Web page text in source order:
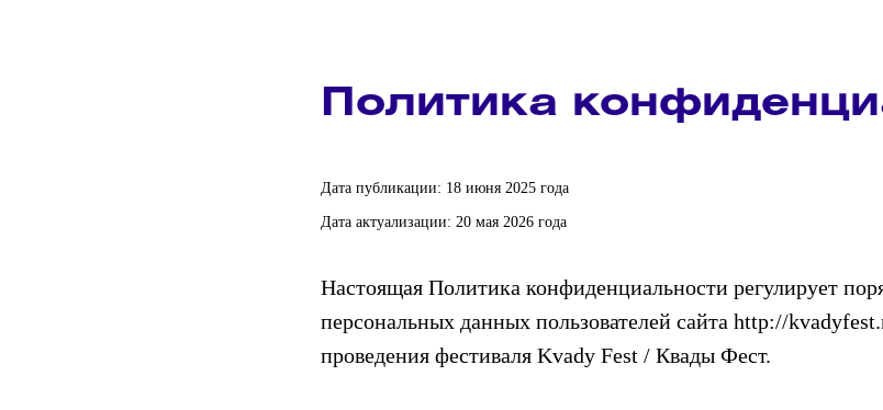
Политика
Дата публикации: 18 июня 2025 года
Дата актуализации: 20 мая 2026 года
Настоящая Политика конфиденциальности регулирует
персональных данных пользователей сайта http://
проведения фестиваля Kvady Fest / Квады Фест.